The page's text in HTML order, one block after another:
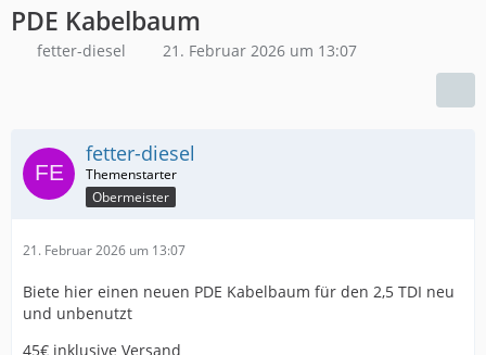
PDE Kabelbaum
fetter-diesel 21. Februar 2026 um 13:07
fetter-diesel
Obermeister
21. Februar 2026 um 13:07
Biete hier einen neuen PDE Kabelbaum für den 2,5 TDI neu
und unbenutzt
45€ inklusive Versand